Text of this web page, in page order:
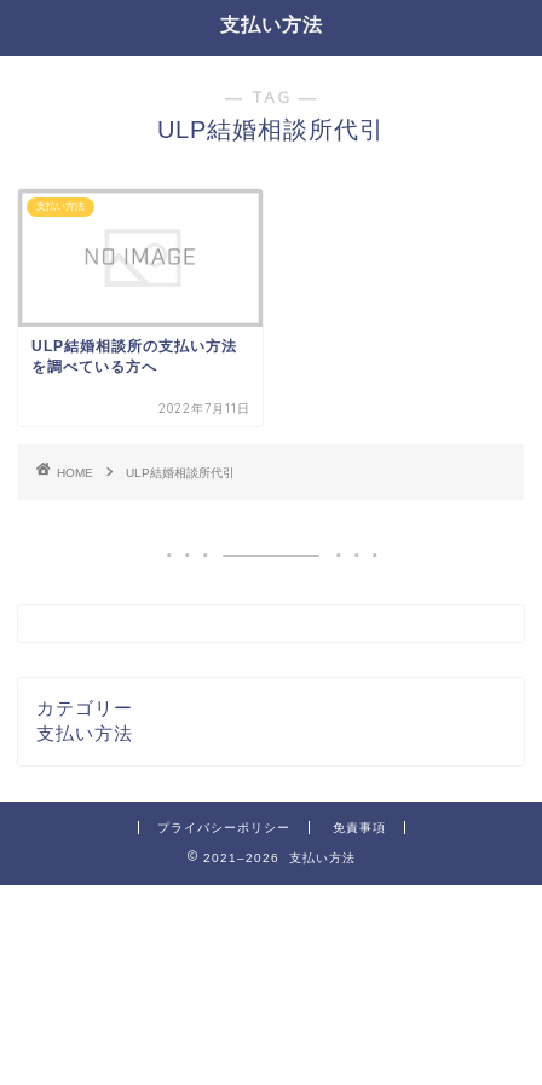
支払い方法
― TAG ―
ULP結婚相談所代引
支払い方法
ULP結婚相談所の支払い方法
を調べている方へ
2022年7月11日
HOME ULP結婚相談所代引
カテゴリー
支払い方法
プライバシーポリシー 免責事項
2021–2026 支払い方法